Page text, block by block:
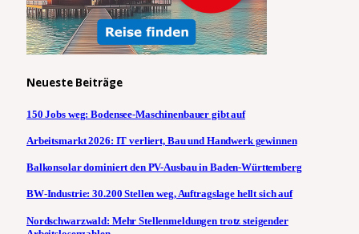
Neueste Beiträge
150 Jobs weg: Bodensee-Maschinenbauer gibt auf
Arbeitsmarkt 2026: IT verliert, Bau und Handwerk gewinnen
Balkonsolar dominiert den PV-Ausbau in Baden-Württemberg
BW-Industrie: 30.200 Stellen weg, Auftragslage hellt sich auf
Nordschwarzwald: Mehr Stellenmeldungen trotz steigender